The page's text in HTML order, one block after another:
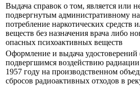
Выдача справок о том, является или
подвергнутым административному
потребление наркотических средств
веществ без назначения врача либо
опасных психоактивных веществ
Оформление и выдача удостоверений
подвергшимся воздействию радиации
1957 году на производственном
сбросов радиоактивных отходов в